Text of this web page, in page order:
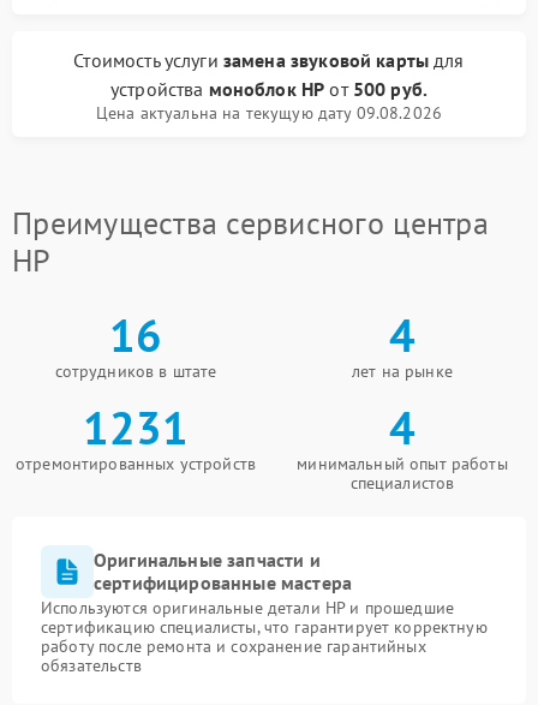
Стоимость услуги замена звуковой карты для
устройства моноблок HP от 500 руб.
Цена актуальна на текущую дату 09.08.2026
Преимущества сервисного центра
HP
16
сотрудников в штате
4
лет на рынке
1231
отремонтированных устройств
4
минимальный опыт работы
специалистов
Оригинальные запчасти и
сертифицированные мастера
Используются оригинальные детали HP и прошедшие
сертификацию специалисты, что гарантирует корректную
работу после ремонта и сохранение гарантийных
обязательств